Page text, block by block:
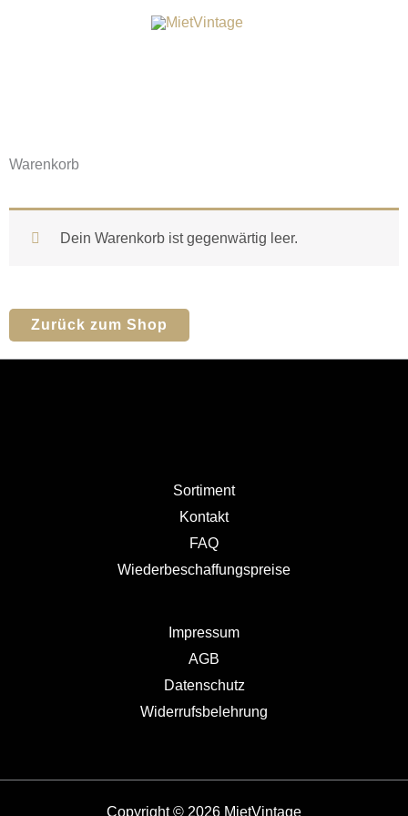
Warenkorb
Dein Warenkorb ist gegenwärtig leer.
Zurück zum Shop
Sortiment
Kontakt
FAQ
Wiederbeschaffungspreise
Impressum
AGB
Datenschutz
Widerrufsbelehrung
Copyright © 2026 MietVintage